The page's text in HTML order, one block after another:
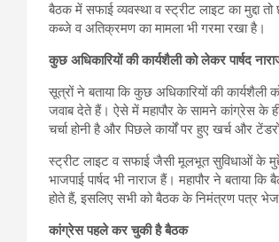
बैठक में सफाई व्यवस्था व स्ट्रीट लाइट का मुद्दा
कब्जे व अतिक्रमण का मामला भी गरमा रखा है।
कुछ अधिकारियों की कार्यशैली को लेकर पार्षद
सूत्रों ने बताया कि कुछ अधिकारियों की
जवाब देते हैं। ऐसे में महापौर के सामने कांग्रेस के
चर्चा होनी है और पिछले कार्यों पर हुए खर्च और
स्ट्रीट लाइट व सफाई जैसी मूलभूत सुविधाओं के
भाजपाई पार्षद भी नाराज हैं। महापौर ने बताया
होते हैं, इसलिए सभी को बैठक के निमंत्रण पत्र भेज
कांग्रेस पहले कर चुकी है बैठक